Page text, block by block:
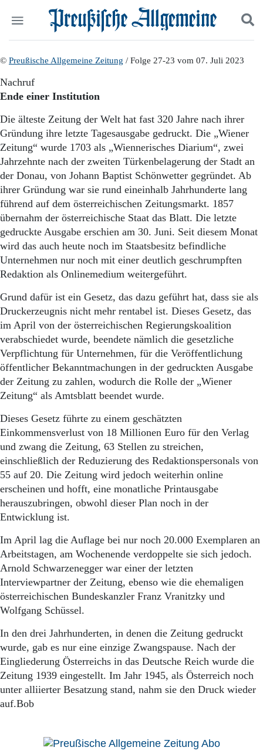
Start
Wer wir sind
Aktuelle Ausgabe
Abonnenten-Login
Abo Prämien
Archiv
Mediadaten
Politik
Gesellschaft
Leben
Geschichte
Ostpreußen
Pommern
Berlin-Brandenburg
Schlesien
Danzig und Westpreußen
Bücher
Kontakt
Impressum
Datenschutz
Suchen und finden
© Preußische Allgemeine Zeitung / Folge 27-23 vom 07. Juli 2023
Nachruf
Ende einer Institution
Die älteste Zeitung der Welt hat fast 320 Jahre nach ihrer
Gründung ihre letzte Tagesausgabe gedruckt. Die „Wiener
Zeitung“ wurde 1703 als „Wiennerisches Diarium“, zwei
Jahrzehnte nach der zweiten Türkenbelagerung der Stadt an
der Donau, von Johann Baptist Schönwetter gegründet. Ab
ihrer Gründung war sie rund eineinhalb Jahrhunderte lang
führend auf dem österreichischen Zeitungsmarkt. 1857
übernahm der österreichische Staat das Blatt. Die letzte
gedruckte Ausgabe erschien am 30. Juni. Seit diesem Monat
wird das auch heute noch im Staatsbesitz befindliche
Unternehmen nur noch mit einer deutlich geschrumpften
Redaktion als Onlinemedium weitergeführt.
Grund dafür ist ein Gesetz, das dazu geführt hat, dass sie als
Druckerzeugnis nicht mehr rentabel ist. Dieses Gesetz, das
im April von der österreichischen Regierungskoalition
verabschiedet wurde, beendete nämlich die gesetzliche
Verpflichtung für Unternehmen, für die Veröffentlichung
öffentlicher Bekanntmachungen in der gedruckten Ausgabe
der Zeitung zu zahlen, wodurch die Rolle der „Wiener
Zeitung“ als Amtsblatt beendet wurde.
Dieses Gesetz führte zu einem geschätzten
Einkommensverlust von 18 Millionen Euro für den Verlag
und zwang die Zeitung, 63 Stellen zu streichen,
einschließlich der Reduzierung des Redaktionspersonals von
55 auf 20. Die Zeitung wird jedoch weiterhin online
erscheinen und hofft, eine monatliche Printausgabe
herauszubringen, obwohl dieser Plan noch in der
Entwicklung ist.
Im April lag die Auflage bei nur noch 20.000 Exemplaren an
Arbeitstagen, am Wochenende verdoppelte sie sich jedoch.
Arnold Schwarzenegger war einer der letzten
Interviewpartner der Zeitung, ebenso wie die ehemaligen
österreichischen Bundeskanzler Franz Vranitzky und
Wolfgang Schüssel.
In den drei Jahrhunderten, in denen die Zeitung gedruckt
wurde, gab es nur eine einzige Zwangspause. Nach der
Eingliederung Österreichs in das Deutsche Reich wurde die
Zeitung 1939 eingestellt. Im Jahr 1945, als Österreich noch
unter alliierter Besatzung stand, nahm sie den Druck wieder
auf.Bob